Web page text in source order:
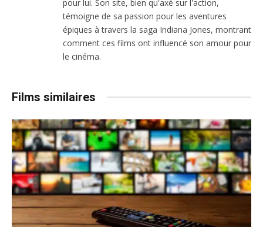
pour lui. Son site, bien qu'axé sur l'action,
témoigne de sa passion pour les aventures
épiques à travers la saga Indiana Jones, montrant
comment ces films ont influencé son amour pour
le cinéma.
Films similaires